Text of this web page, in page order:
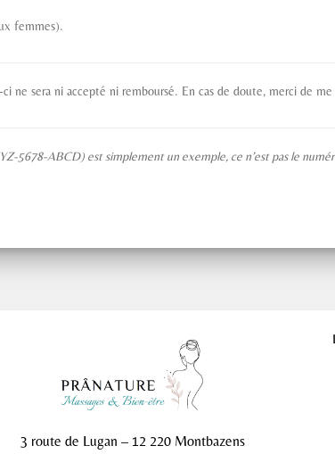
femmes).
ne sera ni accepté ni remboursé. En cas de doute, merci de
5678-ABCD) est simplement un exemple, ce n’est pas le
3 route de Lugan – 12 220 Montbazens